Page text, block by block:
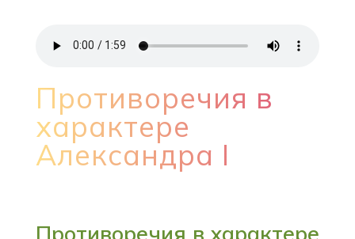
Противоречия в
характере
Александра I
Противоречия в характере